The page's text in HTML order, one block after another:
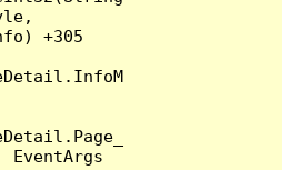
+305
EventArgs